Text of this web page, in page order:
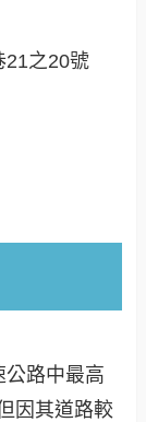
21之20號
公路中最高
因其道路較